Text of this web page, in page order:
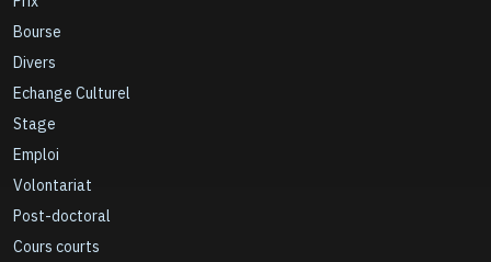
Bourse
Divers
Echange Culturel
Stage
Emploi
Volontariat
Post-doctoral
Cours courts